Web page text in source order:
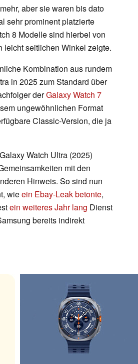
aber sie waren bis dato
sehr prominent platzierte
8 Modelle sind hierbei von
leicht seitlichen Winkel zeigte.
Kombination aus rundem
in 2025 zum Standard über
derGalaxy Watch 7
ungewöhnlichen Format
Classic-Version, die ja
Watch Ultra (2025)
mit den
Hinweis. So sind nun
wieein Ebay-Leak betonte,
ein weiteres Jahr lang Dienst
bereits indirekt